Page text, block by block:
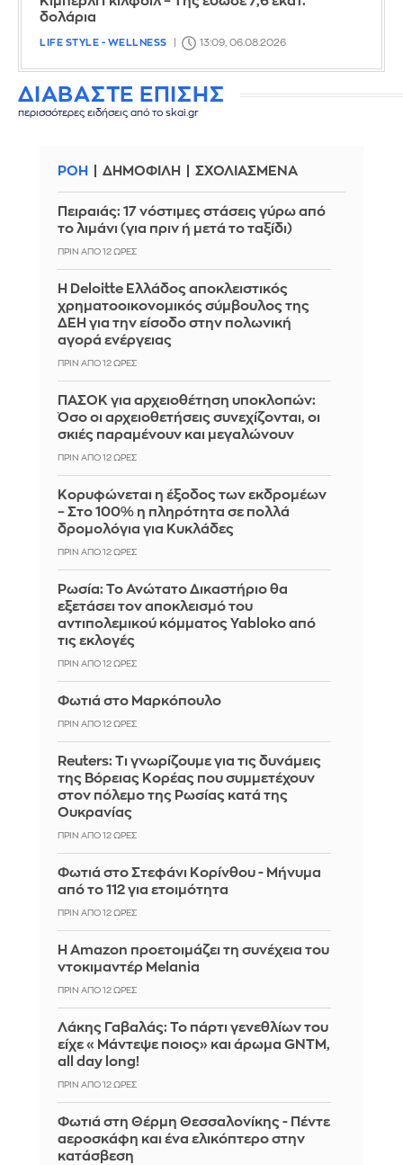
δολάρια
LIFE STYLE - WELLNESS 13:09, 06.08.2026
ΔΙΑΒΑΣΤΕ ΕΠΙΣΗΣ
περισσότερες ειδήσεις από το skai.gr
ΡΟΗ ΔΗΜΟΦΙΛΗ ΣΧΟΛΙΑΣΜΕΝΑ
Πειραιάς: 17 νόστιμες στάσεις γύρω από
το λιμάνι (για πριν ή μετά το ταξίδι)
ΠΡΙΝ ΑΠΌ 12 ΏΡΕΣ
Η Deloitte Ελλάδος αποκλειστικός
χρηματοοικονομικός σύμβουλος της
ΔΕΗ για την είσοδο στην πολωνική
αγορά ενέργειας
ΠΡΙΝ ΑΠΌ 12 ΏΡΕΣ
ΠΑΣΟΚ για αρχειοθέτηση υποκλοπών:
Όσο οι αρχειοθετήσεις συνεχίζονται, οι
σκιές παραμένουν και μεγαλώνουν
ΠΡΙΝ ΑΠΌ 12 ΏΡΕΣ
Κορυφώνεται η έξοδος των εκδρομέων
– Στο 100% η πληρότητα σε πολλά
δρομολόγια για Κυκλάδες
ΠΡΙΝ ΑΠΌ 12 ΏΡΕΣ
Ρωσία: Το Ανώτατο Δικαστήριο θα
εξετάσει τον αποκλεισμό του
αντιπολεμικού κόμματος Yabloko από
τις εκλογές
ΠΡΙΝ ΑΠΌ 12 ΏΡΕΣ
Φωτιά στο Μαρκόπουλο
ΠΡΙΝ ΑΠΌ 12 ΏΡΕΣ
Reuters: Τι γνωρίζουμε για τις δυνάμεις
της Βόρειας Κορέας που συμμετέχουν
στον πόλεμο της Ρωσίας κατά της
Ουκρανίας
ΠΡΙΝ ΑΠΌ 12 ΏΡΕΣ
Φωτιά στο Στεφάνι Κορίνθου - Μήνυμα
από το 112 για ετοιμότητα
ΠΡΙΝ ΑΠΌ 12 ΏΡΕΣ
Η Amazon προετοιμάζει τη συνέχεια του
ντοκιμαντέρ Melania
ΠΡΙΝ ΑΠΌ 12 ΏΡΕΣ
Λάκης Γαβαλάς: Το πάρτι γενεθλίων του
είχε «Μάντεψε ποιος» και άρωμα GNTM,
all day long!
ΠΡΙΝ ΑΠΌ 12 ΏΡΕΣ
Φωτιά στη Θέρμη Θεσσαλονίκης - Πέντε
αεροσκάφη και ένα ελικόπτερο στην
κατάσβεση